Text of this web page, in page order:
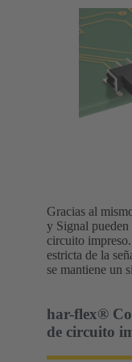
Gracias al
y Signal pueden
circuito
estricta de la
se mantiene un
har-flex®
de circuito